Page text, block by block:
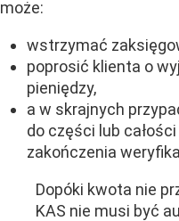
może:
wstrzymać
poprosić klienta o
pieniędzy,
a w skrajnych
do części lub
zakończenia
Dopóki kwota nie
KAS nie musi być